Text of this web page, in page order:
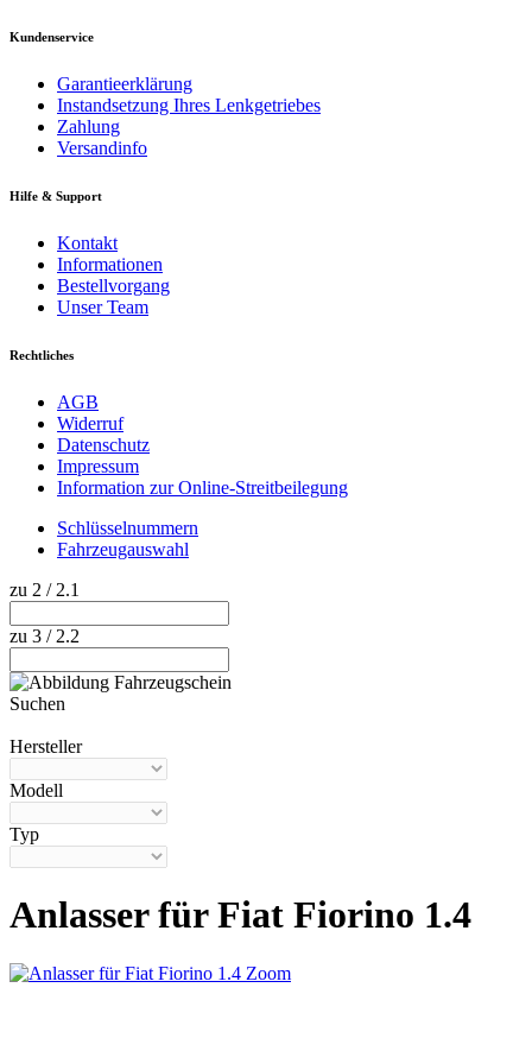
Kundenservice
Garantieerklärung
Instandsetzung Ihres Lenkgetriebes
Zahlung
Versandinfo
Hilfe & Support
Kontakt
Informationen
Bestellvorgang
Unser Team
Rechtliches
AGB
Widerruf
Datenschutz
Impressum
Information zur Online-Streitbeilegung
Schlüsselnummern
Fahrzeugauswahl
zu 2 / 2.1
zu 3 / 2.2
Suchen
Hersteller
Modell
Typ
Anlasser für Fiat Fiorino 1.4
Zoom